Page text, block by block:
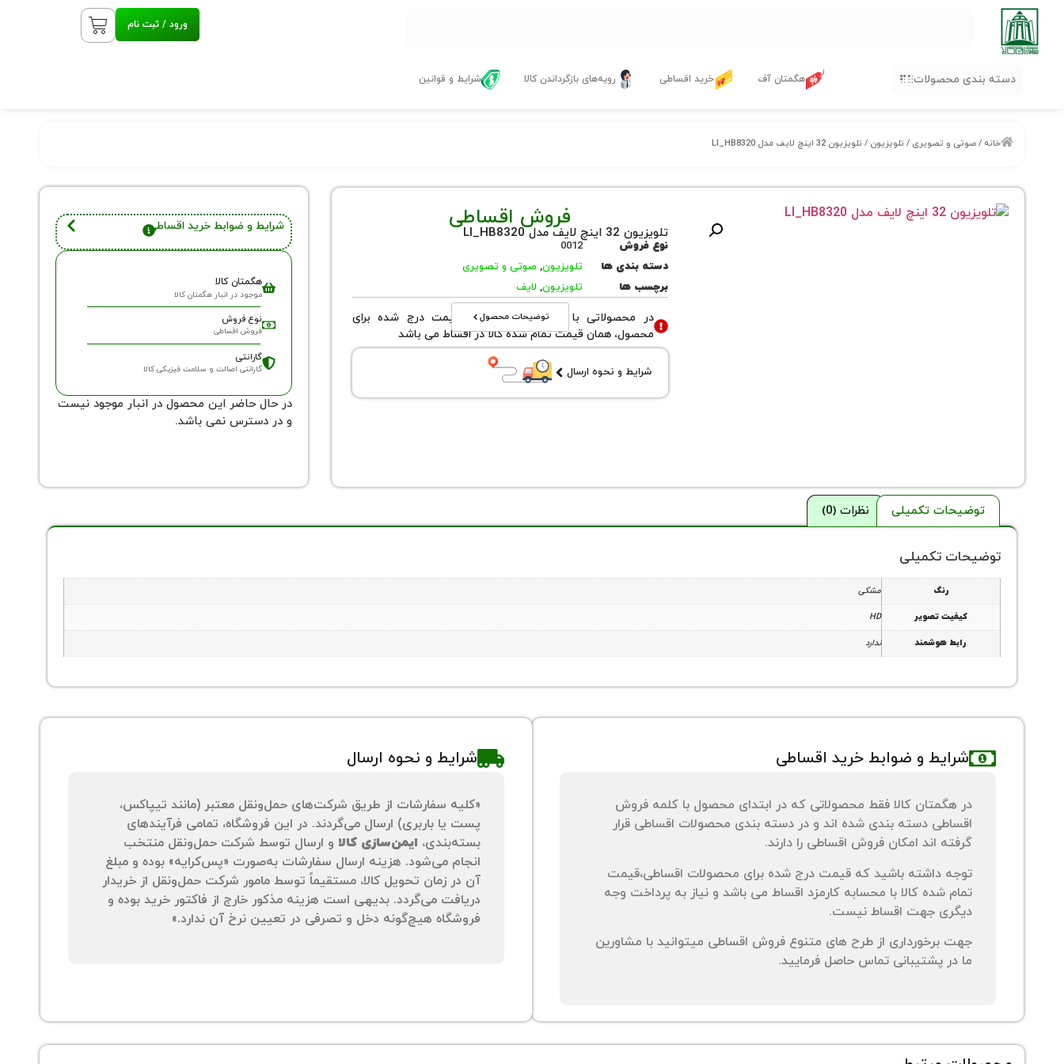
ورود / ثبت نام
دسته بندی محصولات هگمتان آف خرید اقساطی رویه‌های بازگرداندن کالا شرایط و قوانین
خانه /صوتی و تصویری / تلویزیون / تلویزیون 32 اینچ لایف مدل LI_HB8320
فروش اقساطی
تلویزیون 32 اینچ لایف مدل LI_HB8320
نوع فروش
0012
دسته بندی ها
تلویزیون,صوتی و تصویری
برچسب ها
تلویزیون, لایف
توضیحات محصول
در محصولاتی با نوع فروش اقساطی قیمت درج شده برای
محصول، همان قیمت تمام شده کالا در اقساط می باشد
شرایط و نحوه ارسال
شرایط و ضوابط خرید اقساطی
هگمتان کالا
موجود در انبار هگمتان کالا
نوع فروش
فروش اقساطی
گارانتی
گارانتی اصالت و سلامت فیزیکی کالا
در حال حاضر این محصول در انبار موجود نیست
و در دسترس نمی باشد.
توضیحات تکمیلی نظرات (0)
توضیحات تکمیلی
رنگ مشکی
کیفیت تصویر HD
رابط هوشمند ندارد
شرایط و ضوابط خرید اقساطی
در هگمتان کالا فقط محصولاتی که در ابتدای محصول با کلمه فروش
اقساطی دسته بندی شده اند و در دسته بندی محصولات اقساطی قرار
گرفته اند امکان فروش اقساطی را دارند.
توجه داشته باشید که قیمت درج شده برای محصولات اقساطی،قیمت
تمام شده کالا با محسابه کارمزد اقساط می باشد و نیاز به پرداخت وجه
دیگری جهت اقساط نیست.
جهت برخورداری از طرح های متنوع فروش اقساطی میتوانید با مشاورین
ما در پشتیبانی تماس حاصل فرمایید.
شرایط و نحوه ارسال
«کلیه سفارشات از طریق شرکت‌های حمل‌ونقل معتبر (مانند تیپاکس،
پست یا باربری) ارسال می‌گردند. در این فروشگاه، تمامی فرآیندهای
بسته‌بندی، ایمن‌سازی کالا و ارسال توسط شرکت حمل‌ونقل منتخب
انجام می‌شود. هزینه ارسال سفارشات به‌صورت «پس‌کرایه» بوده و مبلغ
آن در زمان تحویل کالا، مستقیماً توسط مامور شرکت حمل‌ونقل از خریدار
دریافت می‌گردد. بدیهی است هزینه مذکور خارج از فاکتور خرید بوده و
فروشگاه هیچ‌گونه دخل و تصرفی در تعیین نرخ آن ندارد.»